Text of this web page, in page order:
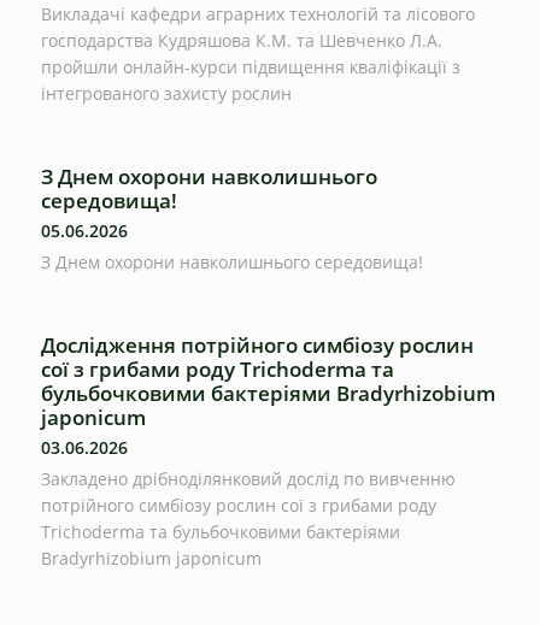
Викладачі кафедри аграрних технологій та лісового
господарства Кудряшова К.М. та Шевченко Л.А.
пройшли онлайн-курси підвищення кваліфікації з
інтегрованого захисту рослин
З Днем охорони навколишнього
середовища!
05.06.2026
З Днем охорони навколишнього середовища!
Дослідження потрійного симбіозу рослин
сої з грибами роду Trichoderma та
бульбочковими бактеріями Bradyrhizobium
japonicum
03.06.2026
Закладено дрібноділянковий дослід по вивченню
потрійного симбіозу рослин сої з грибами роду
Trichoderma та бульбочковими бактеріями
Bradyrhizobium japonicum